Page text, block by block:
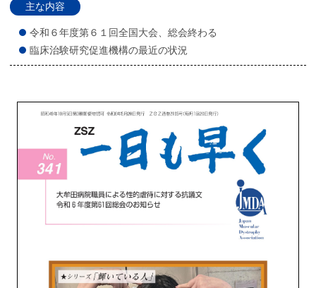
主な内容
令和６年度第６１回全国大会、総会終わる
臨床治験研究促進機構の最近の状況